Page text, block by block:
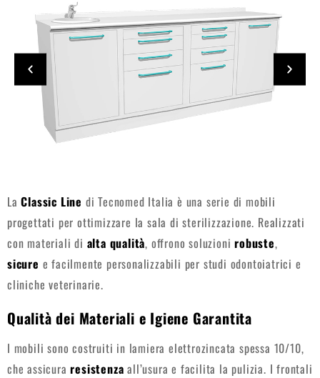
LaClassic Line di Tecnomed Italia è una serie di mobili
progettati per ottimizzare la sala di sterilizzazione. Realizzati
con materiali di alta qualità, offrono soluzionirobuste,
sicure e facilmente personalizzabili per studi odontoiatrici e
cliniche veterinarie.
Qualità dei Materiali e Igiene Garantita
I mobili sono costruiti in lamiera elettrozincata spessa 10/10,
che assicuraresistenza all’usura e facilita la pulizia. I frontali